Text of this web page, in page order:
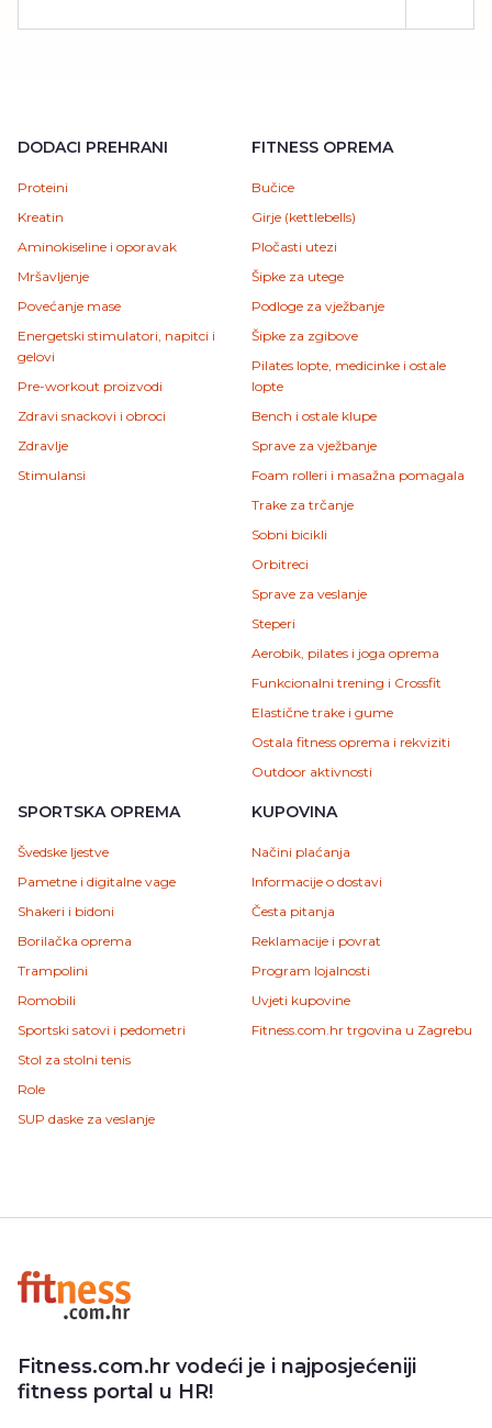
DODACI PREHRANI
Proteini
Kreatin
Aminokiseline i oporavak
Mršavljenje
Povećanje mase
Energetski stimulatori, napitci i
gelovi
Pre-workout proizvodi
Zdravi snackovi i obroci
Zdravlje
Stimulansi
FITNESS OPREMA
Bučice
Girje (kettlebells)
Pločasti utezi
Šipke za utege
Podloge za vježbanje
Šipke za zgibove
Pilates lopte, medicinke i ostale
lopte
Bench i ostale klupe
Sprave za vježbanje
Foam rolleri i masažna pomagala
Trake za trčanje
Sobni bicikli
Orbitreci
Sprave za veslanje
Steperi
Aerobik, pilates i joga oprema
Funkcionalni trening i Crossfit
Elastične trake i gume
Ostala fitness oprema i rekviziti
Outdoor aktivnosti
SPORTSKA OPREMA
Švedske ljestve
Pametne i digitalne vage
Shakeri i bidoni
Borilačka oprema
Trampolini
Romobili
Sportski satovi i pedometri
Stol za stolni tenis
Role
SUP daske za veslanje
KUPOVINA
Načini plaćanja
Informacije o dostavi
Česta pitanja
Reklamacije i povrat
Program lojalnosti
Uvjeti kupovine
Fitness.com.hr trgovina u Zagrebu
Fitness.com.hr vodeći je i najposjećeniji
fitness portal u HR!